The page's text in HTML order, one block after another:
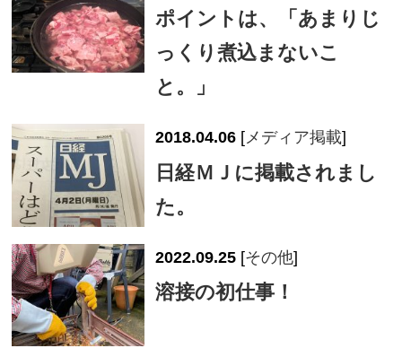
ポイントは、「あまりじ
っくり煮込まないこ
と。」
2018.04.06 [メディア掲載]
日経ＭＪに掲載されまし
た。
2022.09.25 [その他]
溶接の初仕事！